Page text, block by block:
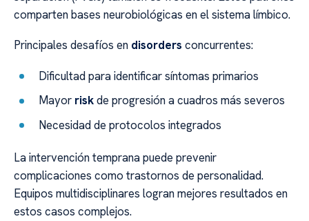
comparten bases neurobiológicas en el sistema límbico.
Principales desafíos en disorders concurrentes:
Dificultad para identificar síntomas primarios
Mayor riskde progresión a cuadros más severos
Necesidad de protocolos integrados
La intervención temprana puede prevenir
complicaciones como trastornos de personalidad.
Equipos multidisciplinares logran mejores resultados en
estos casos complejos.